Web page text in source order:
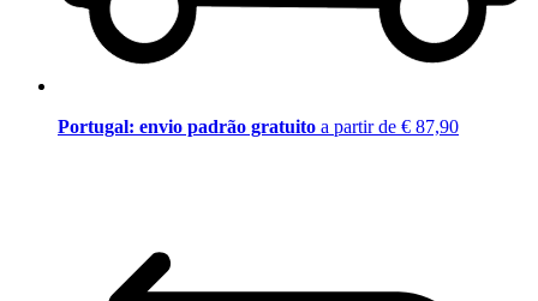
Portugal: envio padrão gratuito a partir de € 87,90